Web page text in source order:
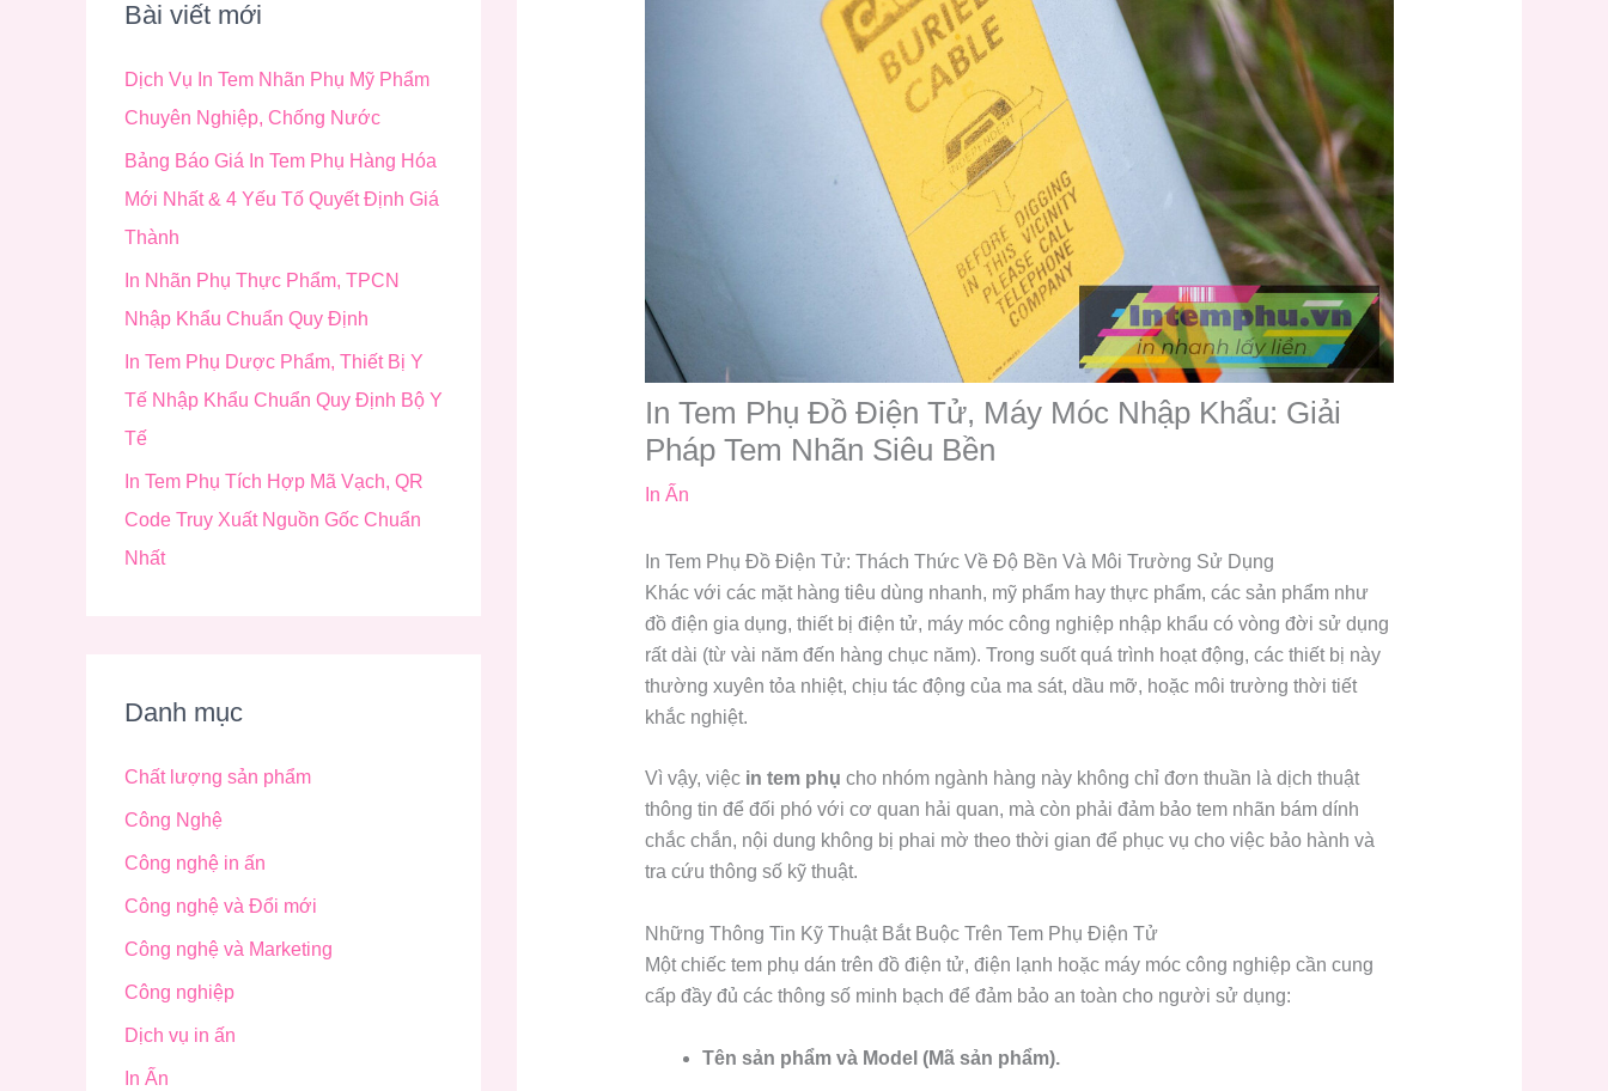
i
m
:
Bài viết mới
Dịch Vụ In Tem Nhãn Phụ Mỹ Phẩm
Chuyên Nghiệp, Chống Nước
Bảng Báo Giá In Tem Phụ Hàng Hóa
Mới Nhất & 4 Yếu Tố Quyết Định Giá
Thành
In Nhãn Phụ Thực Phẩm, TPCN
Nhập Khẩu Chuẩn Quy Định
In Tem Phụ Dược Phẩm, Thiết Bị Y
Tế Nhập Khẩu Chuẩn Quy Định Bộ Y
Tế
In Tem Phụ Tích Hợp Mã Vạch, QR
Code Truy Xuất Nguồn Gốc Chuẩn
Nhất
Danh mục
Chất lượng sản phẩm
Công Nghệ
Công nghệ in ấn
Công nghệ và Đổi mới
Công nghệ và Marketing
Công nghiệp
Dịch vụ in ấn
In Ấn
In Tem Phụ Đồ Điện Tử, Máy Móc Nhập Khẩu: Giải
Pháp Tem Nhãn Siêu Bền
In Ấn
In Tem Phụ Đồ Điện Tử: Thách Thức Về Độ Bền Và Môi Trường Sử Dụng
Khác với các mặt hàng tiêu dùng nhanh, mỹ phẩm hay thực phẩm, các sản phẩm như
đồ điện gia dụng, thiết bị điện tử, máy móc công nghiệp nhập khẩu có vòng đời sử dụng
rất dài (từ vài năm đến hàng chục năm). Trong suốt quá trình hoạt động, các thiết bị này
thường xuyên tỏa nhiệt, chịu tác động của ma sát, dầu mỡ, hoặc môi trường thời tiết
khắc nghiệt.
Vì vậy, việc in tem phụ cho nhóm ngành hàng này không chỉ đơn thuần là dịch thuật
thông tin để đối phó với cơ quan hải quan, mà còn phải đảm bảo tem nhãn bám dính
chắc chắn, nội dung không bị phai mờ theo thời gian để phục vụ cho việc bảo hành và
tra cứu thông số kỹ thuật.
Những Thông Tin Kỹ Thuật Bắt Buộc Trên Tem Phụ Điện Tử
Một chiếc tem phụ dán trên đồ điện tử, điện lạnh hoặc máy móc công nghiệp cần cung
cấp đầy đủ các thông số minh bạch để đảm bảo an toàn cho người sử dụng:
Tên sản phẩm và Model (Mã sản phẩm).